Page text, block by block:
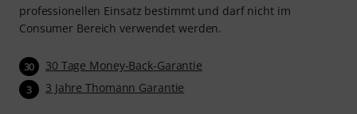
professionellen Einsatz bestimmt und darf nicht im
Consumer Bereich verwendet werden.
30 30 Tage Money-Back-Garantie
3 3 Jahre Thomann Garantie